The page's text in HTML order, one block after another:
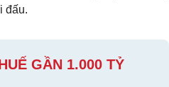
đấu.
GẦN 1.000 TỶ